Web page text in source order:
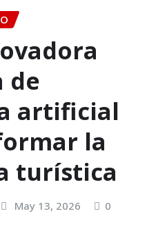
de
artificial
la
turística
May 13, 2026 0